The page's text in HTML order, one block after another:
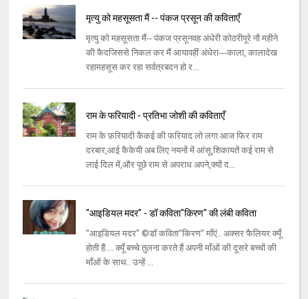
मृत्यु को महसूसता मैं -- पंकज प्रसून की कविताएँ
मृत्यु को महसूसता मैं-- पंकज प्रसूनवह अंधेरी कोठरीपूरे नौ महीने
की कैदजिससे निकल कर मैं आयावहीं अंधेरा---काला, कालादेख
रहामहसूस कर रहा सर्वत्रबदन हो र...
राम के फरियादी - प्रतिभा जोशी की कविताएँ
राम के फ़रियादी कैकई की फरियाद लो लगा आज फिर राम
दरबार,आई कैकेयी अब लिए नयनों में आंसू,शिकायतें कई राम से
लाई दिल में,और पूछे राम से अपराध अपने,क्यों द...
"आइडियल मदर" - डॉ कविता"किरण" की लंबी कविता
"आइडियल मदर" ©डॉ कविता"किरण" माँएं.. अक्सर फैलियर क्यूँ
होती हैं.... क्यूँ बच्चे तुलना करते हैं अपनी माँओं की दूसरे बच्चों की
माँओं के साथ.. उन्हें ...